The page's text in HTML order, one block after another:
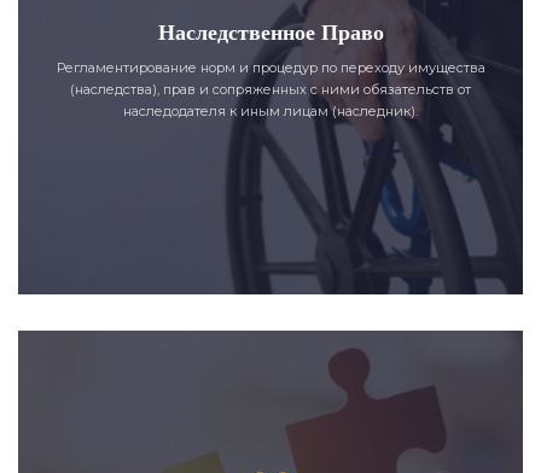
Наследственное Право
Регламентирование норм и процедур по переходу имущества
(наследства), прав и сопряженных с ними обязательств от
наследодателя к иным лицам (наследник).